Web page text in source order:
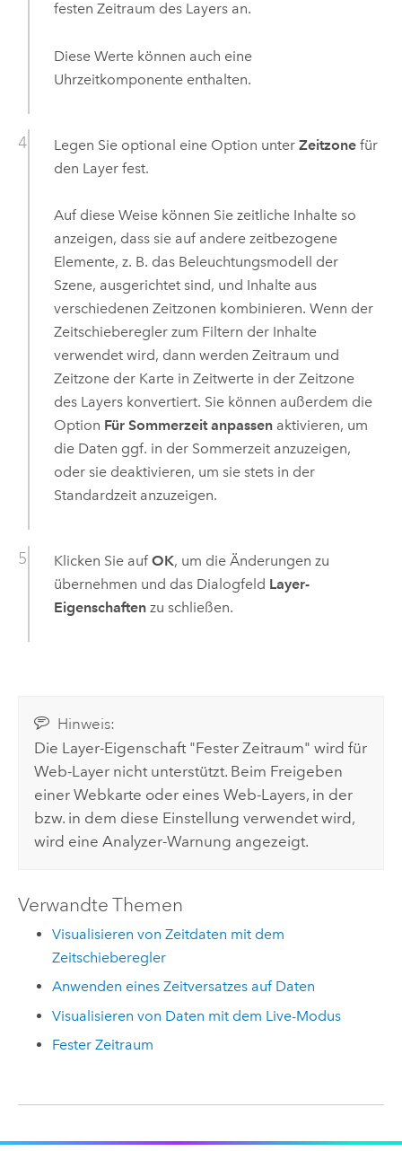
festen Zeitraum des Layers an.
Diese Werte können auch eine
Uhrzeitkomponente enthalten.
Legen Sie optional eine Option unter Zeitzonefür
den Layer fest.
Auf diese Weise können Sie zeitliche Inhalte so
anzeigen, dass sie auf andere zeitbezogene
Elemente, z. B. das Beleuchtungsmodell der
Szene, ausgerichtet sind, und Inhalte aus
verschiedenen Zeitzonen kombinieren. Wenn der
Zeitschieberegler zum Filtern der Inhalte
verwendet wird, dann werden Zeitraum und
Zeitzone der Karte in Zeitwerte in der Zeitzone
des Layers konvertiert. Sie können außerdem die
Option Für Sommerzeit anpassenaktivieren, um
die Daten ggf. in der Sommerzeit anzuzeigen,
oder sie deaktivieren, um sie stets in der
Standardzeit anzuzeigen.
Klicken Sie auf OK, um die Änderungen zu
übernehmen und das Dialogfeld Layer-
Eigenschaftenzu schließen.
Hinweis:
Die Layer-Eigenschaft "Fester Zeitraum" wird für
Web-Layer nicht unterstützt. Beim Freigeben
einer Webkarte oder eines Web-Layers, in der
bzw. in dem diese Einstellung verwendet wird,
wird eine Analyzer-Warnung angezeigt.
Verwandte Themen
Visualisieren von Zeitdaten mit dem
Zeitschieberegler
Anwenden eines Zeitversatzes auf Daten
Visualisieren von Daten mit dem Live-Modus
Fester Zeitraum